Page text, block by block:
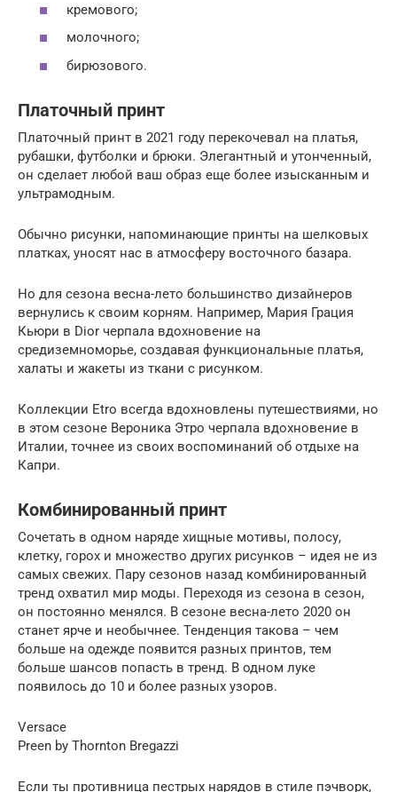
кремового;
молочного;
бирюзового.
Платочный принт
Платочный принт в 2021 году перекочевал на платья,
рубашки, футболки и брюки. Элегантный и утонченный,
он сделает любой ваш образ еще более изысканным и
ультрамодным.
Обычно рисунки, напоминающие принты на шелковых
платках, уносят нас в атмосферу восточного базара.
Но для сезона весна-лето большинство дизайнеров
вернулись к своим корням. Например, Мария Грация
Кьюри в Dior черпала вдохновение на
средиземноморье, создавая функциональные платья,
халаты и жакеты из ткани с рисунком.
Коллекции Etro всегда вдохновлены путешествиями, но
в этом сезоне Вероника Этро черпала вдохновение в
Италии, точнее из своих воспоминаний об отдыхе на
Капри.
Комбинированный принт
Сочетать в одном наряде хищные мотивы, полосу,
клетку, горох и множество других рисунков – идея не из
самых свежих. Пару сезонов назад комбинированный
тренд охватил мир моды. Переходя из сезона в сезон,
он постоянно менялся. В сезоне весна-лето 2020 он
станет ярче и необычнее. Тенденция такова – чем
больше на одежде появится разных принтов, тем
больше шансов попасть в тренд. В одном луке
появилось до 10 и более разных узоров.
Versace
Preen by Thornton Bregazzi
Если ты противница пестрых нарядов в стиле пэчворк,